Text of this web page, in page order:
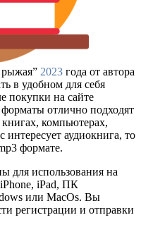
2023 года от автора
в удобном для себя
покупки на сайте
отлично подходят
компьютерах,
аудиокнига, то
формате.
для использования на
iPad, ПК
или MacOs. Вы
регистрации и отправки